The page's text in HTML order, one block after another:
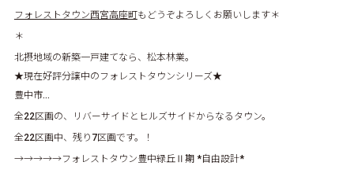
フォレストタウン西宮高座町もどうぞよろしくお願いします＊
＊
北摂地域の新築一戸建てなら、松本林業。
★現在好評分譲中のフォレストタウンシリーズ★
豊中市…
全22区画の、リバーサイドとヒルズサイドからなるタウン。
全22区画中、残り7区画です。！
→→→→→フォレストタウン豊中緑丘Ⅱ期*自由設計*